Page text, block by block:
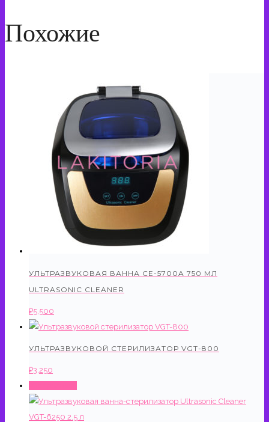
Похожие
УЛЬТРАЗВУКОВАЯ ВАННА CE-5700A 750 МЛ
ULTRASONIC CLEANER
₽5,500
УЛЬТРАЗВУКОВОЙ СТЕРИЛИЗАТОР VGT-800
₽3,250